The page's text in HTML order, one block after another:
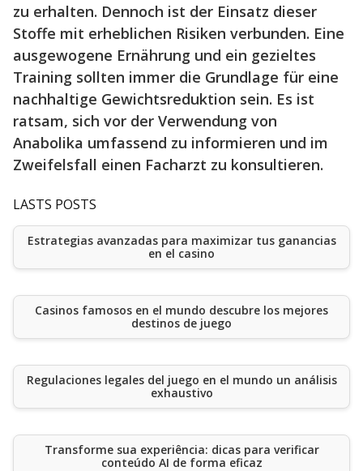
zu erhalten. Dennoch ist der Einsatz dieser
Stoffe mit erheblichen Risiken verbunden. Eine
ausgewogene Ernährung und ein gezieltes
Training sollten immer die Grundlage für eine
nachhaltige Gewichtsreduktion sein. Es ist
ratsam, sich vor der Verwendung von
Anabolika umfassend zu informieren und im
Zweifelsfall einen Facharzt zu konsultieren.
LASTS POSTS
Estrategias avanzadas para maximizar tus ganancias
en el casino
Casinos famosos en el mundo descubre los mejores
destinos de juego
Regulaciones legales del juego en el mundo un análisis
exhaustivo
Transforme sua experiência: dicas para verificar
conteúdo AI de forma eficaz